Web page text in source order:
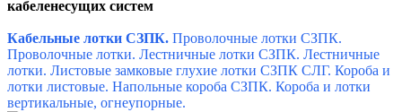
кабеленесущих систем
Кабельные лотки СЗПК. Проволочные лотки СЗПК.
Проволочные лотки. Лестничные лотки СЗПК. Лестничные
лотки. Листовые замковые глухие лотки СЗПК СЛГ. Короба и
лотки листовые. Напольные короба СЗПК. Короба и лотки
вертикальные, огнеупорные.